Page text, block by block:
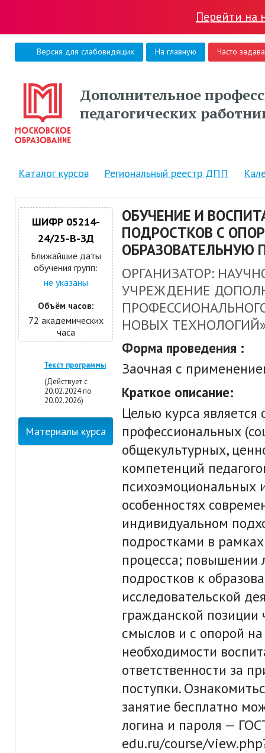
Перейти на
Версия для слабовидящих На главную Часто
Дополнительное
педагогических
Каталог курсов Региональный реестр ДПП
ШИФР 05214-
24/25-В-ЗД
Ближайшие даты
обучения групп:
не указаны
Объём часов:
72 академических
часа
Текст программы
(Действует с
20.02.2024 по
20.02.2026)
Материалы курса
ОБУЧЕНИЕ И
ПОДРОСТКОВ С
ОБРАЗОВАТЕЛЬНУЮ
ОРГАНИЗАТОР:
УЧРЕЖДЕНИЕ
НОВЫХ
Форма проведения :
Заочная с
Краткое описание:
Целью курса
профессиональных
общекультурных,
компетенций
психоэмоциональных
особенностях
индивидуальном
подростками в
процесса; повышении
подростков к
исследовательской
гражданской позиции
смыслов и с опорой
необходимости
ответственности за
поступки.
занятие бесплатно
логина и пароля —
edu.ru/course/